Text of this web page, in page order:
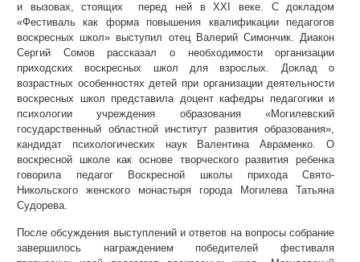
и вызовах, стоящих перед ней в XXI веке. С докладом
«Фестиваль как форма повышения квалификации педагогов
воскресных школ» выступил отец Валерий Симончик. Диакон
Сергий Сомов рассказал о необходимости организации
приходских воскресных школ для взрослых. Доклад о
возрастных особенностях детей при организации деятельности
воскресных школ представила доцент кафедры педагогики и
психологии учреждения образования «Могилевский
государственный областной институт развития образования»,
кандидат психологических наук Валентина Авраменко. О
воскресной школе как основе творческого развития ребенка
говорила педагог Воскресной школы прихода Свято-
Никольского женского монастыря города Могилева Татьяна
Судорева.
После обсуждения выступлений и ответов на вопросы собрание
завершилось награждением победителей фестиваля